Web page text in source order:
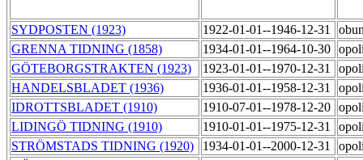
SYDPOSTEN (1923) 1922-01-01--1946-12-31
GRENNA TIDNING (1858)
1934-01-01--1964-10-30
GÖTEBORGSTRAKTEN (1923)
1923-01-01--1970-12-31
HANDELSBLADET (1936)
1936-01-01--1958-12-31
IDROTTSBLADET (1910)
1910-07-01--1978-12-20
LIDINGÖ TIDNING (1910)
1910-01-01--1975-12-31
STRÖMSTADS TIDNING (1920)
1934-01-01--2000-12-31